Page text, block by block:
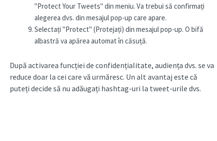
"Protect Your Tweets" din meniu. Va trebui să confirmați
alegerea dvs. din mesajul pop-up care apare.
Selectați "Protect" (Protejați) din mesajul pop-up. O bifă
albastră va apărea automat în căsuță.
După activarea funcției de confidențialitate, audiența dvs. se va
reduce doar la cei care vă urmăresc. Un alt avantaj este că
puteți decide să nu adăugați hashtag-uri la tweet-urile dvs.